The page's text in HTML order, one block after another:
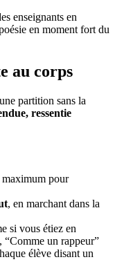
enseignants en
en moment fort du
au corps
partition sans la
ressentie
pour
, en marchant dans la
si vous étiez en
“Comme un rappeur”
élève disant un